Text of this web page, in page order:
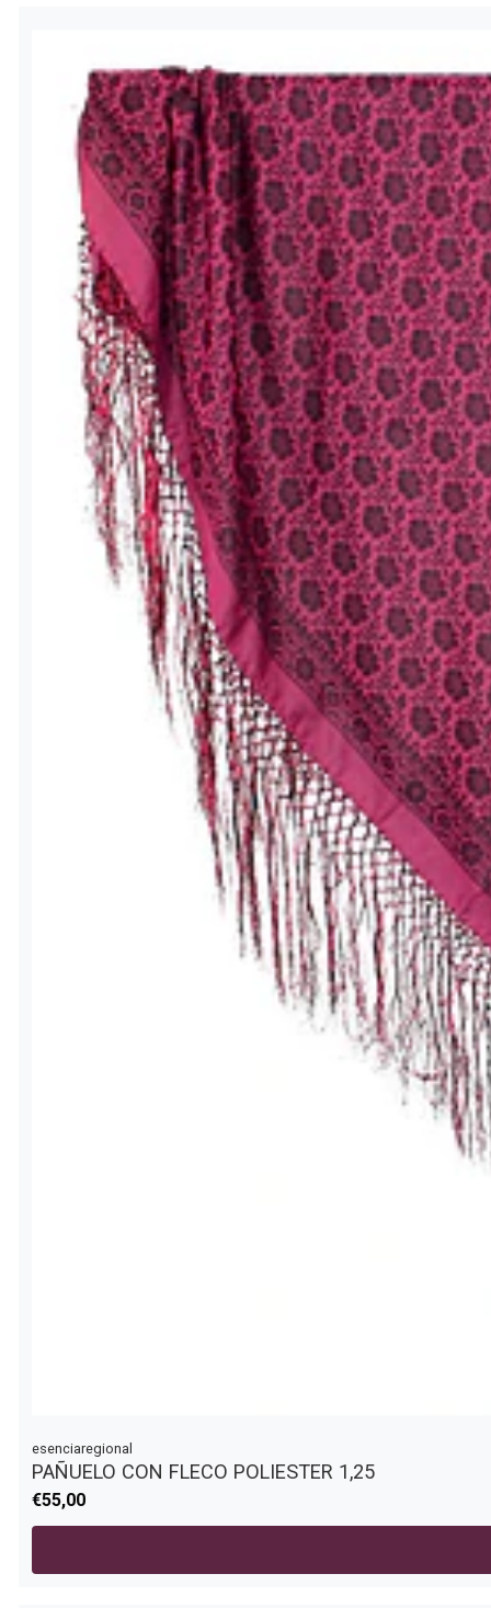
esenciaregional
PAÑUELO CON FLECO POLIESTER 1,25
€55,00